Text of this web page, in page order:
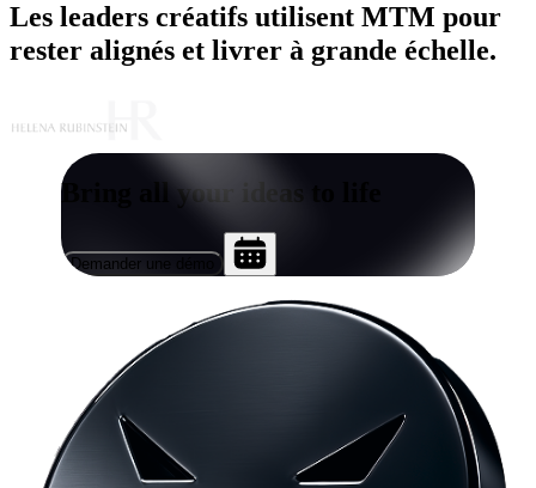
Les leaders créatifs utilisent MTM pour
rester alignés et livrer à grande échelle.
Bring all your ideas to life
Demander une démo